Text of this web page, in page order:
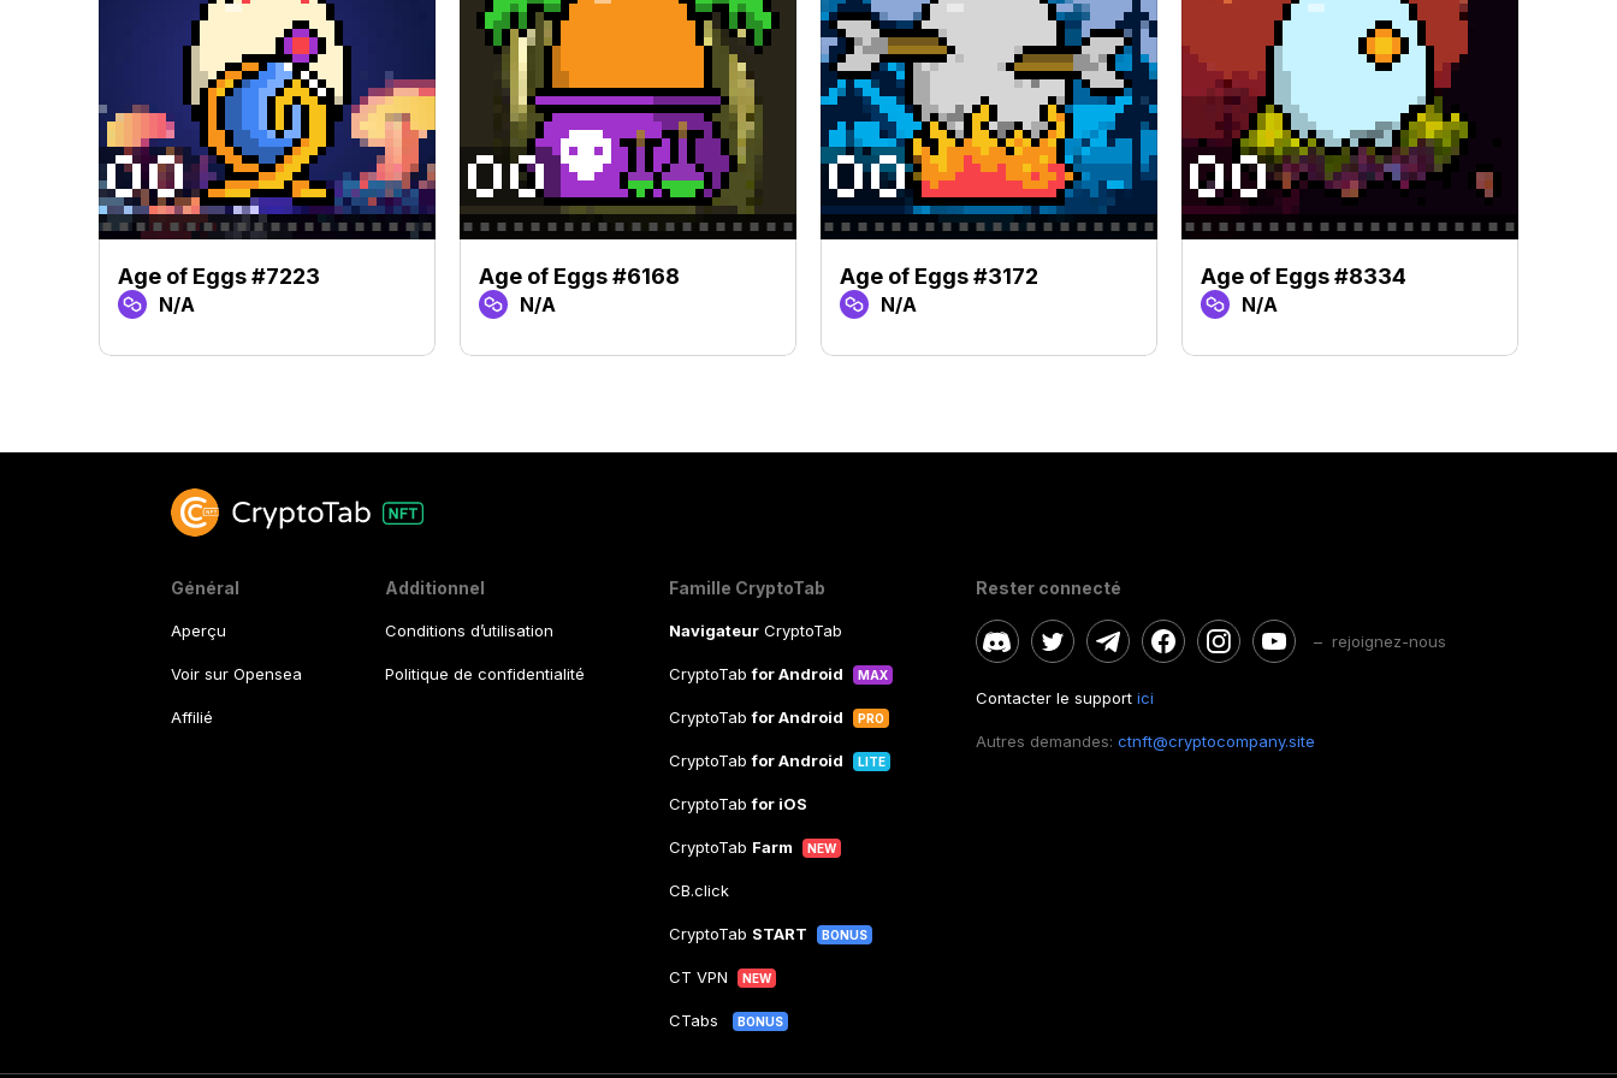
Age of Eggs #7223
N/A
Age of Eggs #6168
N/A
Age of Eggs #3172
N/A
Age of Eggs #8334
N/A
Général
Aperçu
Voir sur Opensea
Affilié
Additionnel
Conditions d’utilisation
Politique de confidentialité
Famille CryptoTab
NavigateurCryptoTab
CryptoTabfor Android MAX
CryptoTabfor Android PRO
CryptoTabfor Android LITE
CryptoTabfor iOS
CryptoTab Farm NEW
CB.click
CryptoTab START BONUS
CT VPN NEW
CTabs BONUS
Rester connecté
– rejoignez-nous
Contacter le support ici
Autres demandes: ctnft@cryptocompany.site